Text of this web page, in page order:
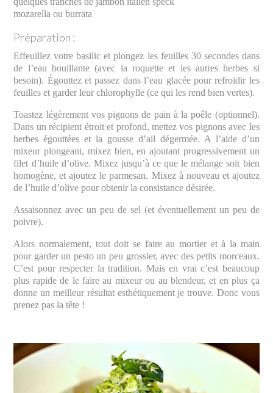
mozarella ou burrata
Préparation :
Effeuillez votre basilic et plongez les feuilles 30 secondes dans
de l’eau bouillante (avec la roquette et les autres herbes si
besoin). Égouttez et passez dans l’eau glacée pour refroidir les
feuilles et garder leur chlorophylle (ce qui les rend bien vertes).
Toastez légèrement vos pignons de pain à la poêle (optionnel).
Dans un récipient étroit et profond, mettez vos pignons avec les
herbes égouttées et la gousse d’ail dégermée. A l’aide d’un
mixeur plongeant, mixez bien, en ajoutant progressivement un
filet d’huile d’olive. Mixez jusqu’à ce que le mélange soit bien
homogène, et ajoutez le parmesan. Mixez à nouveau et ajoutez
de l’huile d’olive pour obtenir la consistance désirée.
Assaisonnez avec un peu de sel (et éventuellement un peu de
poivre).
Alors normalement, tout doit se faire au mortier et à la main
pour garder un pesto un peu grossier, avec des petits morceaux.
C’est pour respecter la tradition. Mais en vrai c’est beaucoup
plus rapide de le faire au mixeur ou au blendeur, et en plus ça
donne un meilleur résultat esthétiquement je trouve. Donc vous
prenez pas la tête !